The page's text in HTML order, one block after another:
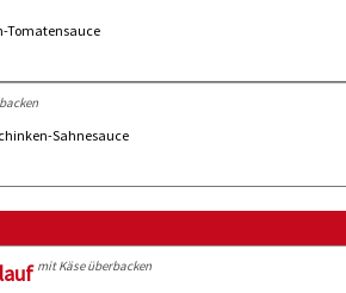
Tomatensauce
Sahnesauce
mit Käse überbacken